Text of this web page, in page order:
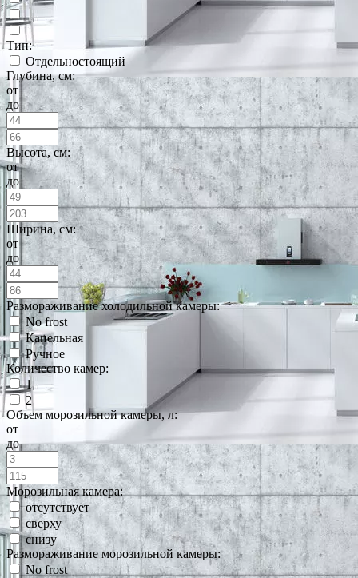
Тип:
Отдельностоящий
Глубина, см:
от
до
Высота, см:
от
до
Ширина, см:
от
до
Размораживание холодильной камеры:
No frost
Капельная
Ручное
Количество камер:
1
2
Объем морозильной камеры, л:
от
до
Морозильная камера:
отсутствует
сверху
снизу
Размораживание морозильной камеры:
No frost